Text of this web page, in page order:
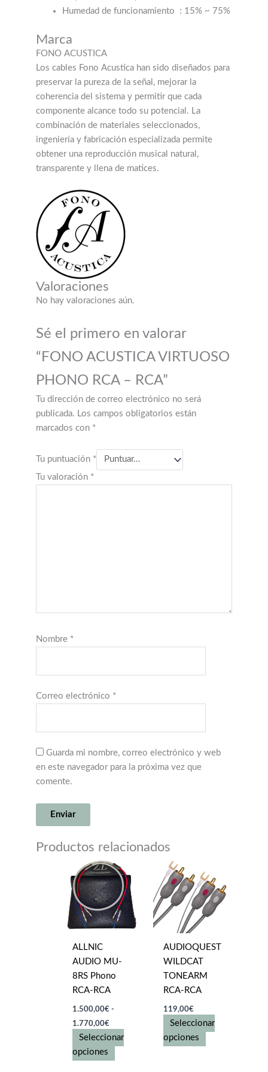
Humedad de funcionamiento : 15% ~ 75%
Marca
FONO ACUSTICA
Los cables Fono Acustica han sido diseñados para
preservar la pureza de la señal, mejorar la
coherencia del sistema y permitir que cada
componente alcance todo su potencial. La
combinación de materiales seleccionados,
ingeniería y fabricación especializada permite
obtener una reproducción musical natural,
transparente y llena de matices.
Valoraciones
No hay valoraciones aún.
Sé el primero en valorar
“FONO ACUSTICA VIRTUOSO
PHONO RCA – RCA”
Tu dirección de correo electrónico no será
publicada. Los campos obligatorios están
marcados con *
Tu puntuación *
Tu valoración *
Nombre *
Correo electrónico *
Guarda mi nombre, correo electrónico y web
en este navegador para la próxima vez que
comente.
Productos relacionados
ALLNIC
AUDIO MU-
8RS Phono
RCA-RCA
1.500,00€ -
1.770,00€
de
precios:
1.500,00€
Seleccionar
opciones
AUDIOQUEST
WILDCAT
TONEARM
RCA-RCA
119,00€
Seleccionar
opciones